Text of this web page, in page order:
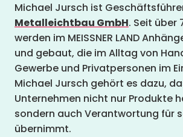
Michael Jursch ist
Metalleichtbau GmbH. Seit über
werden im MEISSNER LAND
und gebaut, die im Alltag von
Gewerbe und Privatpersonen im
Michael Jursch gehört es dazu,
Unternehmen nicht nur Produkte
sondern auch Verantwortung für
übernimmt.